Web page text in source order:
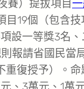
賽）提拔項目
19個（包含技
設一等獎3名、
報請省國民當
重復授予）。